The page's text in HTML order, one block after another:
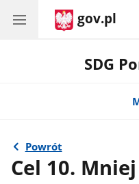
gov.pl
SDG
Powrót
Cel 10.